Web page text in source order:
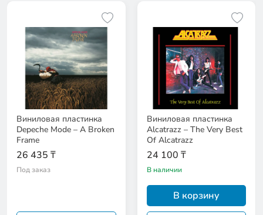
Виниловая пластинка
Depeche Mode – A Broken
Frame
26 435 ₸
Под заказ
Виниловая пластинка
Alcatrazz – The Very Best
Of Alcatrazz
24 100 ₸
В наличии
В корзину